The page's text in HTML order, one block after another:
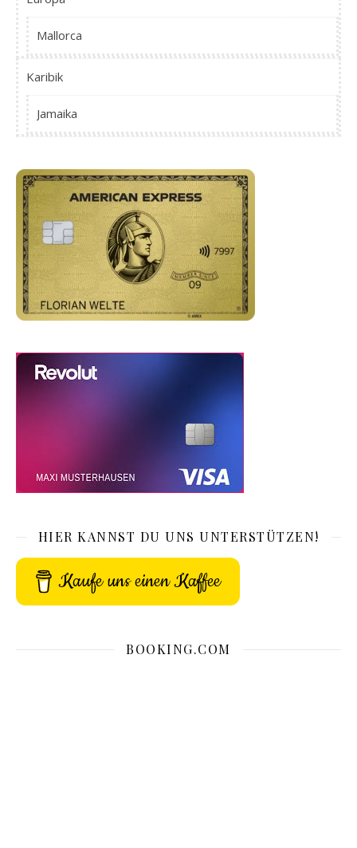
Mallorca
Karibik
Jamaika
HIER KANNST DU UNS UNTERSTÜTZEN!
Kaufe uns einen Kaffee
BOOKING.COM